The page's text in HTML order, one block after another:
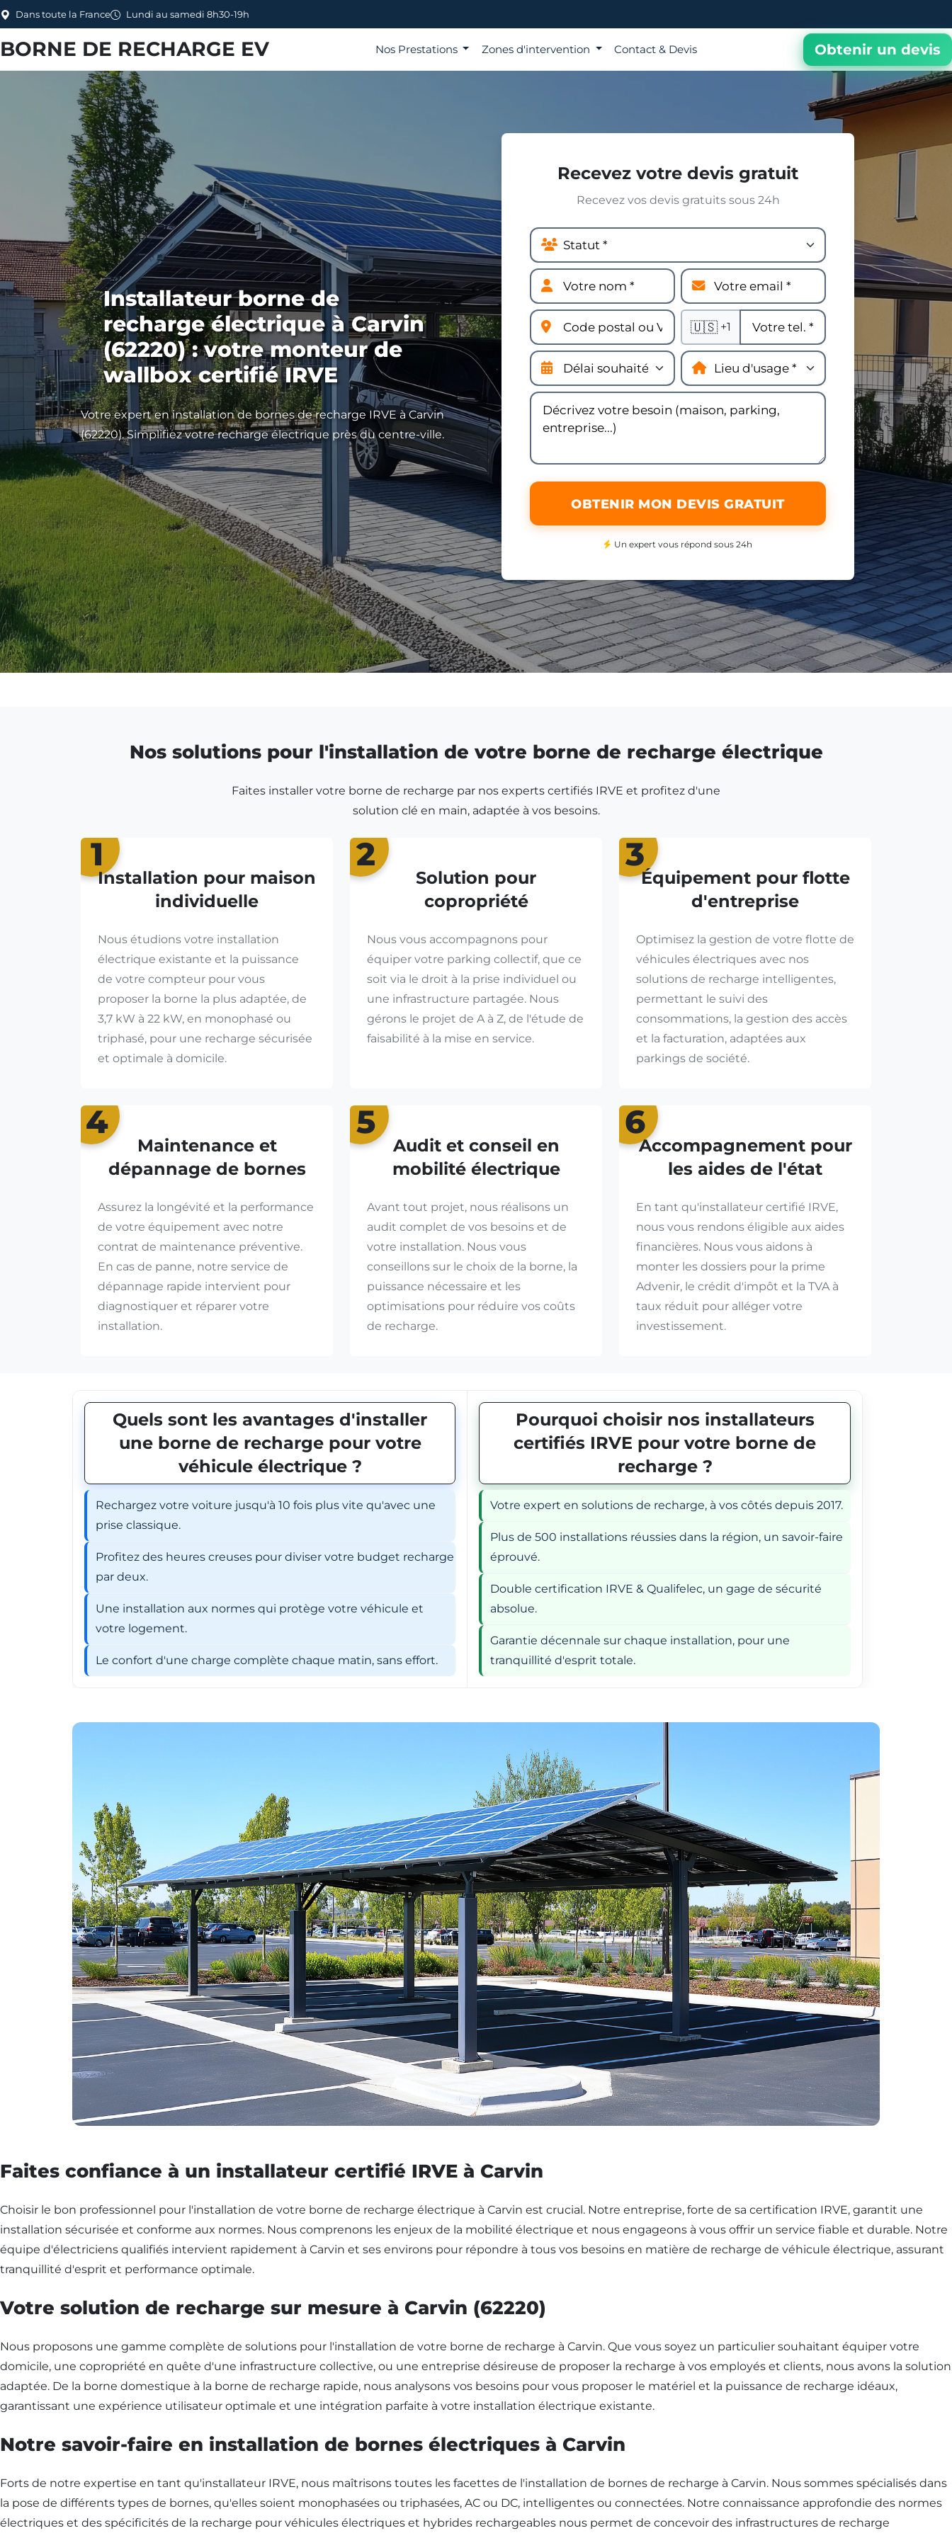
Dans toute la France Lundi au samedi 8h30-19h
BORNE DE RECHARGE EV Nos Prestations Zones d'intervention Contact & Devis Obtenir un devis
Installateur borne de
recharge électrique à Carvin
(62220) : votre monteur de
wallbox certifié IRVE
Votre expert en installation de bornes de recharge IRVE à Carvin
(62220). Simplifiez votre recharge électrique près du centre-ville.
Recevez votre devis gratuit
Recevez vos devis gratuits sous 24h
🇺🇸 +1
OBTENIR MON DEVIS GRATUIT
Un expert vous répond sous 24h
Nos solutions pour l'installation de votre borne de recharge électrique
Faites installer votre borne de recharge par nos experts certifiés IRVE et profitez d'une
solution clé en main, adaptée à vos besoins.
1
Installation pour maison
individuelle
Nous étudions votre installation
électrique existante et la puissance
de votre compteur pour vous
proposer la borne la plus adaptée, de
3,7 kW à 22 kW, en monophasé ou
triphasé, pour une recharge sécurisée
et optimale à domicile.
2
Solution pour
copropriété
Nous vous accompagnons pour
équiper votre parking collectif, que ce
soit via le droit à la prise individuel ou
une infrastructure partagée. Nous
gérons le projet de A à Z, de l'étude de
faisabilité à la mise en service.
3
Équipement pour flotte
d'entreprise
Optimisez la gestion de votre flotte de
véhicules électriques avec nos
solutions de recharge intelligentes,
permettant le suivi des
consommations, la gestion des accès
et la facturation, adaptées aux
parkings de société.
4
Maintenance et
dépannage de bornes
Assurez la longévité et la performance
de votre équipement avec notre
contrat de maintenance préventive.
En cas de panne, notre service de
dépannage rapide intervient pour
diagnostiquer et réparer votre
installation.
5
Audit et conseil en
mobilité électrique
Avant tout projet, nous réalisons un
audit complet de vos besoins et de
votre installation. Nous vous
conseillons sur le choix de la borne, la
puissance nécessaire et les
optimisations pour réduire vos coûts
de recharge.
6
Accompagnement pour
les aides de l'état
En tant qu'installateur certifié IRVE,
nous vous rendons éligible aux aides
financières. Nous vous aidons à
monter les dossiers pour la prime
Advenir, le crédit d'impôt et la TVA à
taux réduit pour alléger votre
investissement.
Quels sont les avantages d'installer
une borne de recharge pour votre
véhicule électrique ?
Rechargez votre voiture jusqu'à 10 fois plus vite qu'avec une
prise classique.
Profitez des heures creuses pour diviser votre budget recharge
par deux.
Une installation aux normes qui protège votre véhicule et
votre logement.
Le confort d'une charge complète chaque matin, sans effort.
Pourquoi choisir nos installateurs
certifiés IRVE pour votre borne de
recharge ?
Votre expert en solutions de recharge, à vos côtés depuis 2017.
Plus de 500 installations réussies dans la région, un savoir-faire
éprouvé.
Double certification IRVE & Qualifelec, un gage de sécurité
absolue.
Garantie décennale sur chaque installation, pour une
tranquillité d'esprit totale.
Faites confiance à un installateur certifié IRVE à Carvin
Choisir le bon professionnel pour l'installation de votre borne de recharge électrique à Carvin est crucial. Notre entreprise, forte de sa certification IRVE, garantit une
installation sécurisée et conforme aux normes. Nous comprenons les enjeux de la mobilité électrique et nous engageons à vous offrir un service fiable et durable. Notre
équipe d'électriciens qualifiés intervient rapidement à Carvin et ses environs pour répondre à tous vos besoins en matière de recharge de véhicule électrique, assurant
tranquillité d'esprit et performance optimale.
Votre solution de recharge sur mesure à Carvin (62220)
Nous proposons une gamme complète de solutions pour l'installation de votre borne de recharge à Carvin. Que vous soyez un particulier souhaitant équiper votre
domicile, une copropriété en quête d'une infrastructure collective, ou une entreprise désireuse de proposer la recharge à vos employés et clients, nous avons la solution
adaptée. De la borne domestique à la borne de recharge rapide, nous analysons vos besoins pour vous proposer le matériel et la puissance de recharge idéaux,
garantissant une expérience utilisateur optimale et une intégration parfaite à votre installation électrique existante.
Notre savoir-faire en installation de bornes électriques à Carvin
Forts de notre expertise en tant qu'installateur IRVE, nous maîtrisons toutes les facettes de l'installation de bornes de recharge à Carvin. Nous sommes spécialisés dans
la pose de différents types de bornes, qu'elles soient monophasées ou triphasées, AC ou DC, intelligentes ou connectées. Notre connaissance approfondie des normes
électriques et des spécificités de la recharge pour véhicules électriques et hybrides rechargeables nous permet de concevoir des infrastructures de recharge